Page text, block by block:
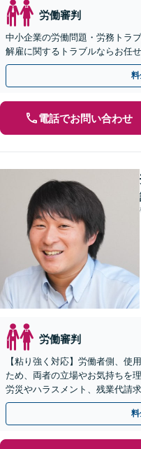
労働審判
中小企業の労働問題・労務トラ
解雇に関するトラブルならお任
料
電話でお問い合わせ
労働審判
【粘り強く対応】労働者側、使
ため、両者の立場やお気持ちを
労災やハラスメント、残業代請
日・夜間面談可】【橋本駅6分】
料